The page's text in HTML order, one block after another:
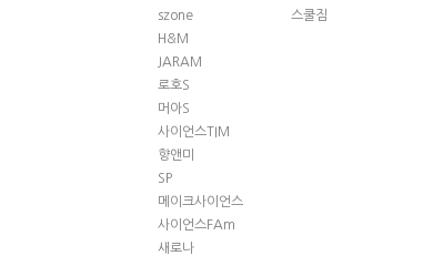
szone
H&M
JARAM
로호S
머아S
사이언스TIM
향앤미
SP
메이크사이언스
사이언스FAm
새로나
스쿨짐